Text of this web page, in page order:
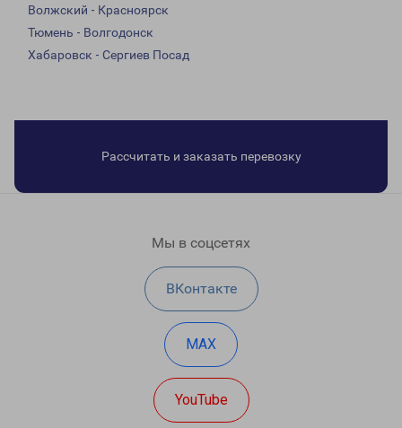
Волжский - Красноярск
Тюмень - Волгодонск
Хабаровск - Сергиев Посад
Рассчитать и заказать перевозку
Мы в соцсетях
ВКонтакте
MAX
YouTube